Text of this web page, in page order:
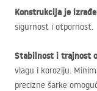
Konstrukcija je
sigurnost i otpornost.
Stabilnost i trajnost
vlagu i koroziju.
precizne šarke